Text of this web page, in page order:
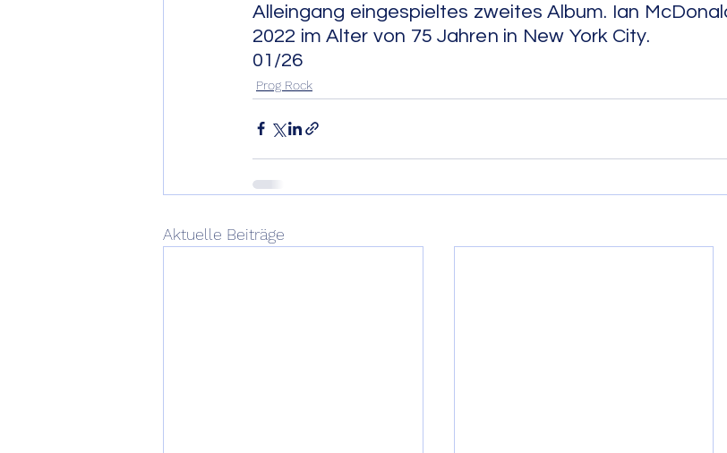
Alleingang eingespieltes zweites Album. Ian
2022 im Alter von 75 Jahren in
01/26
Prog Rock
Aktuelle Beiträge